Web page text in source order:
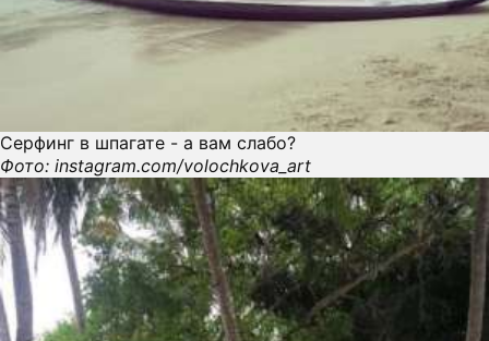
Серфинг в шпагате - а вам слабо?
Фото: instagram.com/volochkova_art